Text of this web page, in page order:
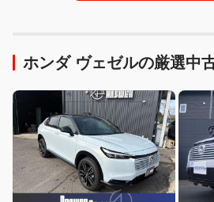
ホンダ ヴェゼルの厳選中